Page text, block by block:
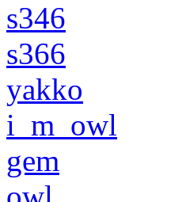
s346
s366
yakko
i_m_owl
gem